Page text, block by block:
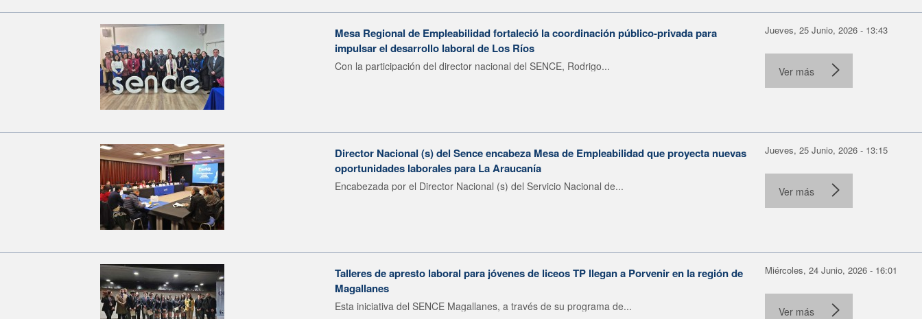
Mesa Regional de Empleabilidad fortaleció la coordinación público-privada para
impulsar el desarrollo laboral de Los Ríos
Con la participación del director nacional del SENCE, Rodrigo...
Jueves, 25 Junio, 2026 - 13:43
Ver más
Director Nacional (s) del Sence encabeza Mesa de Empleabilidad que proyecta nuevas
oportunidades laborales para La Araucanía
Encabezada por el Director Nacional (s) del Servicio Nacional de...
Jueves, 25 Junio, 2026 - 13:15
Ver más
Talleres de apresto laboral para jóvenes de liceos TP llegan a Porvenir en la región de
Magallanes
Esta iniciativa del SENCE Magallanes, a través de su programa de...
Miércoles, 24 Junio, 2026 - 16:01
Ver más